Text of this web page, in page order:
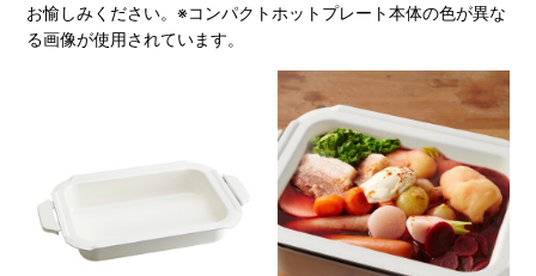
お愉しみください。※コンパクトホットプレート本体の色が異な
る画像が使用されています。